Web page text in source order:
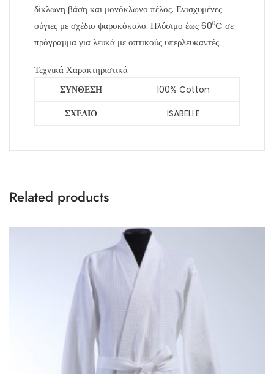
δίκλωνη βάση και μονόκλωνο πέλος. Ενισχυμένες
ούγιες με σχέδιο ψαροκόκαλο. Πλύσιμο έως 60⁰C σε
πρόγραμμα για λευκά με οπτικούς υπερλευκαντές.
Τεχνικά Χαρακτηριστικά
ΣΥΝΘΕΣΗ
100% Cotton
ΣΧΕΔΙΟ
ISABELLE
Related products